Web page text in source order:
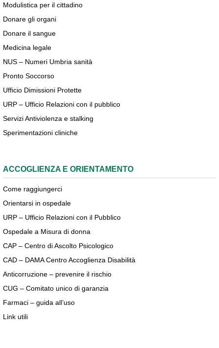
Modulistica per il cittadino
Donare gli organi
Donare il sangue
Medicina legale
NUS – Numeri Umbria sanità
Pronto Soccorso
Ufficio Dimissioni Protette
URP – Ufficio Relazioni con il pubblico
Servizi Antiviolenza e stalking
Sperimentazioni cliniche
ACCOGLIENZA E ORIENTAMENTO
Come raggiungerci
Orientarsi in ospedale
URP – Ufficio Relazioni con il Pubblico
Ospedale a Misura di donna
CAP – Centro di Ascolto Psicologico
CAD – DAMA Centro Accoglienza Disabilità
Anticorruzione – prevenire il rischio
CUG – Comitato unico di garanzia
Farmaci – guida all’uso
Link utili